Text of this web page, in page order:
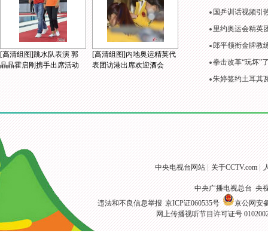
[高清组图]跳水队表演 郭
晶晶霍启刚携手出席活动
[高清组图]内地奥运精英代
表团访港出席欢迎酒会
国乒训话视频引
里约奥运会精英
郎平领衔金牌教
拳击改革“玩坏”
朱婷签约土耳其
中央电视台网站 关于CCTV.com
中央广播电视总台 央
违法和不良信息举报 京ICP证060535号
京公网安
网上传播视听节目许可证号